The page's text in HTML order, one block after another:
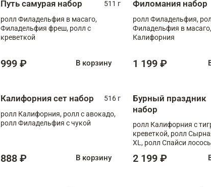
Путь самурая набор
511 г
ролл Филадельфия в масаго,
Филадельфия фреш, ролл с
креветкой
999 ₽ В корзину
Филомания набор
ролл Филадельфия,
Филадельфия в
Калифорния
1 199 ₽
Калифорния сет набор
516 г
ролл Калифорния, ролл с авокадо,
ролл Филадельфия с чукой
888 ₽ В корзину
Бурный праздник
набор
ролл Калифорния с
креветкой, ролл
XL, ролл Спайси
Медовая креветка
2 199 ₽